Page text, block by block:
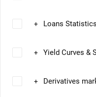
+ Loans Statistics
+ Yield Curves &
+ Derivatives